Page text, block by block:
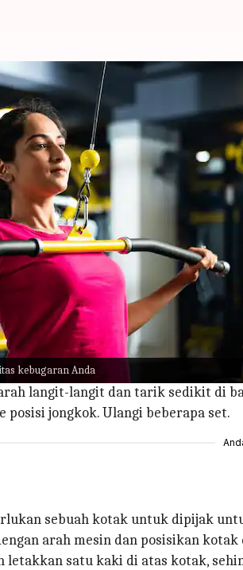
kebugaran Anda
mudah untuk
yang paling jarang
tubuh bagian atas, mesin
belakang.
kepadatan tulang secara
katrol pada pengaturan terendah.
langit-langit dan tarik sedikit di
jongkok. Ulangi beberapa set.
sebuah kotak untuk dipijak
arah mesin dan posisikan kotak
letakkan satu kaki di atas kotak,